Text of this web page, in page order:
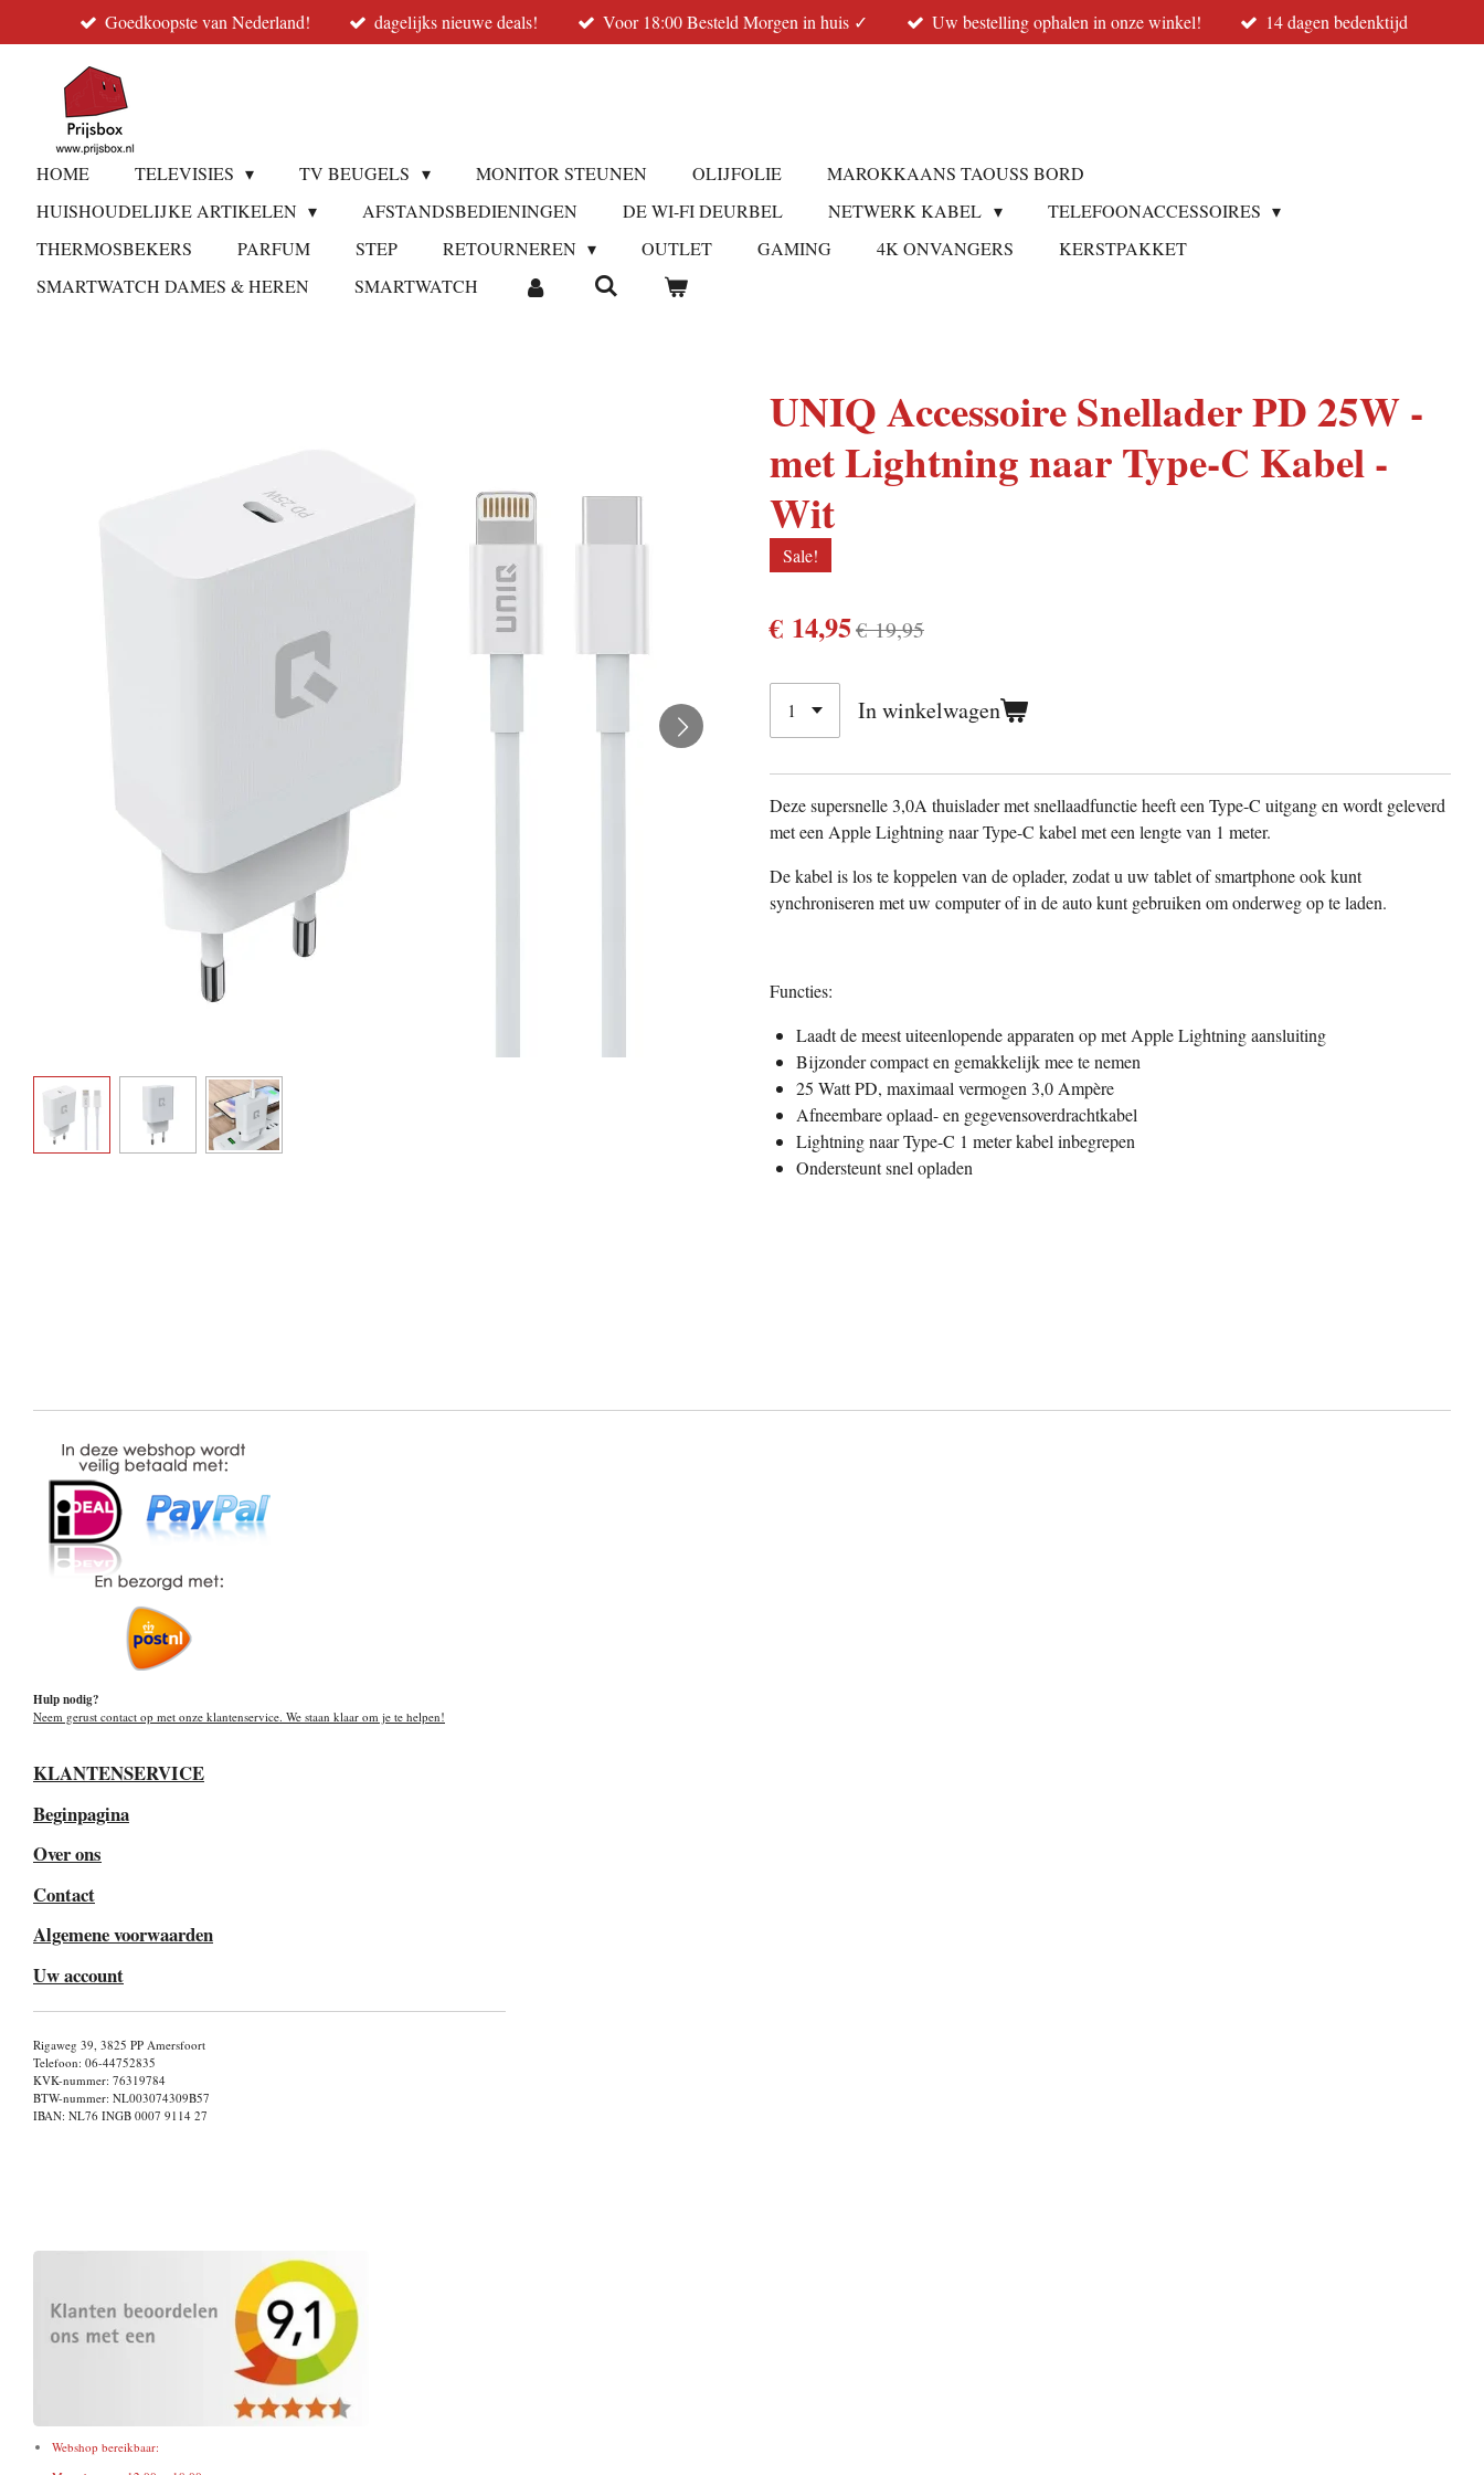
direct
hoofdinhoud
Goedkoopste van Nederland! dagelijks nieuwe deals! Voor 18:00 Besteld Morgen in huis ✓ Uw bestelling ophalen in onze winkel! 14 dagen bedenktijd
HOME TELEVISIES TV BEUGELS MONITOR STEUNEN OLIJFOLIE
MAROKKAANS TAOUSS BORD
HUISHOUDELIJKE ARTIKELEN
AFSTANDSBEDIENINGEN DE WI-FI DEURBEL NETWERK KABEL
TELEFOONACCESSOIRES
THERMOSBEKERS
PARFUM STEP RETOURNEREN OUTLET GAMING 4K ONVANGERS
KERSTPAKKET
SMARTWATCH DAMES & HEREN
SMARTWATCH
UNIQ Accessoire Snellader PD 25W -
met Lightning naar Type-C Kabel -
Wit
Sale!
€ 14,95€ 19,95
In winkelwagen
Deze supersnelle 3,0A thuislader met snellaadfunctie heeft een Type-C uitgang en wordt geleverd
met een Apple Lightning naar Type-C kabel met een lengte van 1 meter.
De kabel is los te koppelen van de oplader, zodat u uw tablet of smartphone ook kunt
synchroniseren met uw computer of in de auto kunt gebruiken om onderweg op te laden.
Functies:
Laadt de meest uiteenlopende apparaten op met Apple Lightning aansluiting
Bijzonder compact en gemakkelijk mee te nemen
25 Watt PD, maximaal vermogen 3,0 Ampère
Afneembare oplaad- en gegevensoverdrachtkabel
Lightning naar Type-C 1 meter kabel inbegrepen
Ondersteunt snel opladen
Hulp nodig?
Neem gerust contact op met onze klantenservice. We staan klaar om je te helpen!
KLANTENSERVICE
Beginpagina
Over ons
Contact
Algemene voorwaarden
Uw account
Rigaweg 39, 3825 PP Amersfoort
Telefoon: 06-44752835
KVK-nummer: 76319784
BTW-nummer: NL003074309B57
IBAN: NL76 INGB 0007 9114 27
Webshop bereikbaar: